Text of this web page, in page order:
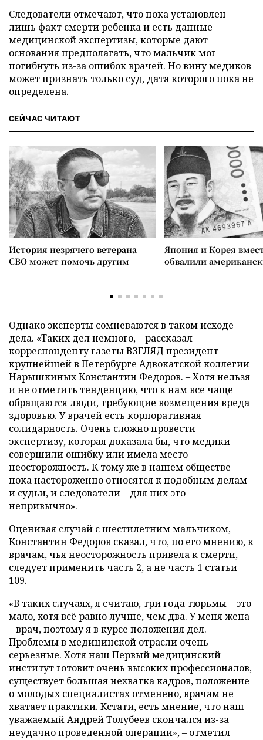
Следователи отмечают, что пока установлен
лишь факт смерти ребенка и есть данные
медицинской экспертизы, которые дают
основания предполагать, что мальчик мог
погибнуть из-за ошибок врачей. Но вину медиков
может признать только суд, дата которого пока не
определена.
СЕЙЧАС ЧИТАЮТ
История незрячего ветерана
СВО может помочь другим
Япония и Корея
обвалили
Однако эксперты сомневаются в таком исходе
дела. «Таких дел немного, – рассказал
корреспонденту газеты ВЗГЛЯД президент
крупнейшей в Петербурге Адвокатской коллегии
Нарышкиных Константин Федоров. – Хотя нельзя
и не отметить тенденцию, что к нам все чаще
обращаются люди, требующие возмещения вреда
здоровью. У врачей есть корпоративная
солидарность. Очень сложно провести
экспертизу, которая доказала бы, что медики
совершили ошибку или имела место
неосторожность. К тому же в нашем обществе
пока настороженно относятся к подобным делам
и судьи, и следователи – для них это
непривычно».
Оценивая случай с шестилетним мальчиком,
Константин Федоров сказал, что, по его мнению, к
врачам, чья неосторожность привела к смерти,
следует применить часть 2, а не часть 1 статьи
109.
«В таких случаях, я считаю, три года тюрьмы – это
мало, хотя всё равно лучше, чем два. У меня жена
– врач, поэтому я в курсе положения дел.
Проблемы в медицинской отрасли очень
серьезные. Хотя наш Первый медицинский
институт готовит очень высоких профессионалов,
существует большая нехватка кадров, положение
о молодых специалистах отменено, врачам не
хватает практики. Кстати, есть мнение, что наш
уважаемый Андрей Толубеев скончался из-за
неудачно проведенной операции», – отметил